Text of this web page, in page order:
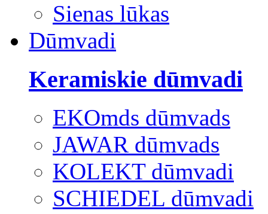
Sienas lūkas
Dūmvadi
Keramiskie dūmvadi
EKOmds dūmvads
JAWAR dūmvads
KOLEKT dūmvadi
SCHIEDEL dūmvadi